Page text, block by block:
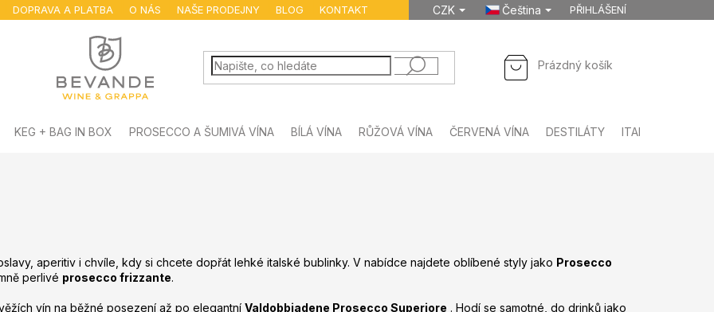
DOPRAVA A PLATBA O NÁS NAŠE PRODEJNY BLOG KONTAKT CZK Čeština PŘIHLÁŠENÍ
NÁKUPNÍ
Prázdný košík
KEG + BAG IN BOX PROSECCO A ŠUMIVÁ VÍNA BÍLÁ VÍNA RŮŽOVÁ VÍNA ČERVENÁ VÍNA DESTILÁTY ITALSKÉ NÁPOJE
aperitiv i chvíle, kdy si chcete dopřát lehké italské bublinky. V nabídce najdete oblíbené styly jako Prosecco
perlivé prosecco frizzante.
vín na běžné posezení až po elegantní Valdobbiadene Prosecco Superiore . Hodí se samotné, do drinků jako